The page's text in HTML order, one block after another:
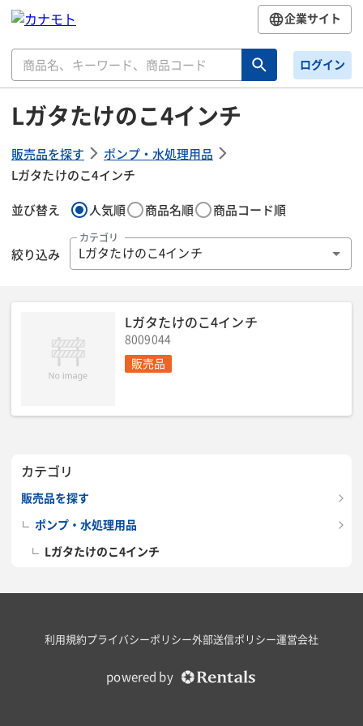
企業サイト
ログイン
Lガタたけのこ4インチ
販売品を探す
ポンプ・水処理用品
Lガタたけのこ4インチ
並び替え 人気順 商品名順 商品コード順
絞り込み
カテゴリ
Lガタたけのこ4インチ
Lガタたけのこ4インチ
8009044
販売品
カテゴリ
販売品を探す
ポンプ・水処理用品
Lガタたけのこ4インチ
利用規約プライバシーポリシー外部送信ポリシー運営会社
powered by